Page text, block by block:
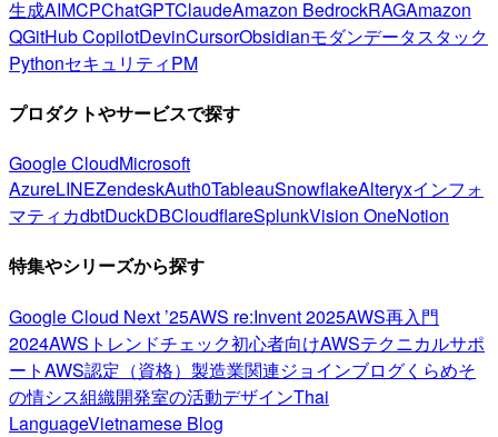
生成AIMCPChatGPTClaudeAmazon BedrockRAGAmazon
QGitHub CopilotDevinCursorObsidianモダンデータスタック
PythonセキュリティPM
プロダクトやサービスで探す
Google CloudMicrosoft
AzureLINEZendeskAuth0TableauSnowflakeAlteryxインフォ
マティカdbtDuckDBCloudflareSplunkVision OneNotion
特集やシリーズから探す
Google Cloud Next ’25AWS re:Invent 2025AWS再入門
2024AWSトレンドチェック初心者向けAWSテクニカルサポ
ートAWS認定（資格） 製造業関連ジョインブログくらめそ
の情シス組織開発室の活動デザインThai
LanguageVietnamese Blog